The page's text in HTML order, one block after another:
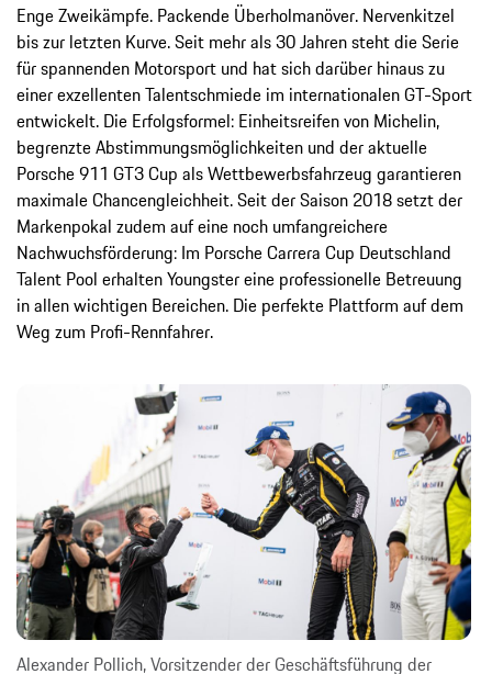
Enge Zweikämpfe. Packende Überholmanöver. Nervenkitzel
bis zur letzten Kurve. Seit mehr als 30 Jahren steht die Serie
für spannenden Motorsport und hat sich darüber hinaus zu
einer exzellenten Talentschmiede im internationalen GT-Sport
entwickelt. Die Erfolgsformel: Einheitsreifen von Michelin,
begrenzte Abstimmungsmöglichkeiten und der aktuelle
Porsche 911 GT3 Cup als Wettbewerbsfahrzeug garantieren
maximale Chancengleichheit. Seit der Saison 2018 setzt der
Markenpokal zudem auf eine noch umfangreichere
Nachwuchsförderung: Im Porsche Carrera Cup Deutschland
Talent Pool erhalten Youngster eine professionelle Betreuung
in allen wichtigen Bereichen. Die perfekte Plattform auf dem
Weg zum Profi-Rennfahrer.
Alexander Pollich, Vorsitzender der Geschäftsführung der